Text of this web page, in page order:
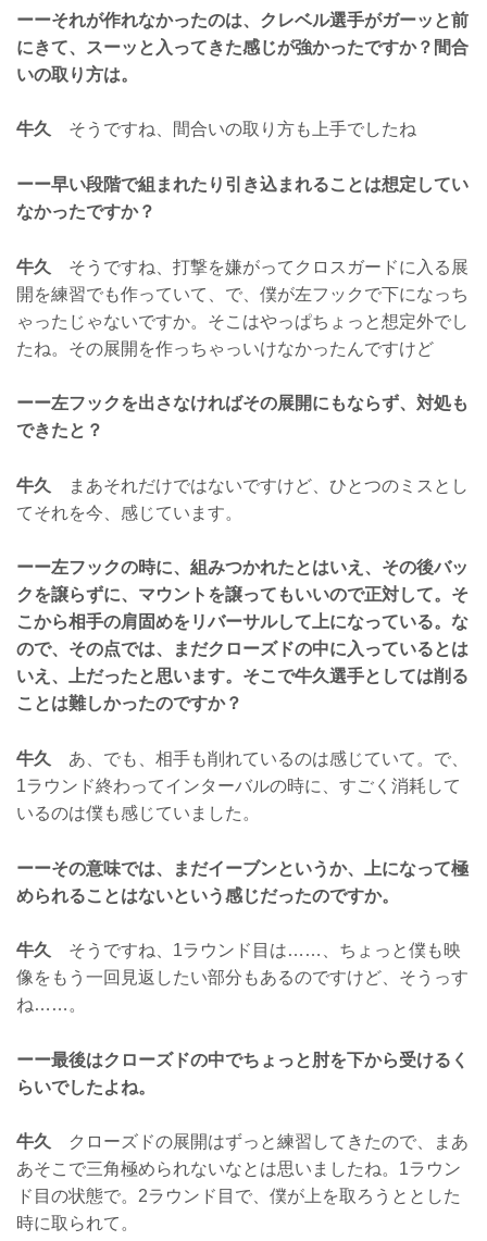
ーーそれが作れなかったのは、クレベル選手がガーッと前
にきて、スーッと入ってきた感じが強かったですか？間合
いの取り方は。
牛久 そうですね、間合いの取り方も上手でしたね
ーー早い段階で組まれたり引き込まれることは想定してい
なかったですか？
牛久
そうですね、打撃を嫌がってクロスガードに入る展
開を練習でも作っていて、で、僕が左フックで下になっち
ゃったじゃないですか。そこはやっぱちょっと想定外でし
たね。その展開を作っちゃっいけなかったんですけど
ーー左フックを出さなければその展開にもならず、対処も
できたと？
牛久
まあそれだけではないですけど、ひとつのミスとし
てそれを今、感じています。
ーー左フックの時に、組みつかれたとはいえ、その後バッ
クを譲らずに、マウントを譲ってもいいので正対して。そ
こから相手の肩固めをリバーサルして上になっている。な
ので、その点では、まだクローズドの中に入っているとは
いえ、上だったと思います。そこで牛久選手としては削る
ことは難しかったのですか？
牛久
あ、でも、相手も削れているのは感じていて。で、
1ラウンド終わってインターバルの時に、すごく消耗して
いるのは僕も感じていました。
ーーその意味では、まだイーブンというか、上になって極
められることはないという感じだったのですか。
牛久
そうですね、1ラウンド目は……、ちょっと僕も映
像をもう一回見返したい部分もあるのですけど、そうっす
ね……。
ーー最後はクローズドの中でちょっと肘を下から受けるく
らいでしたよね。
牛久
クローズドの展開はずっと練習してきたので、まあ
あそこで三角極められないなとは思いましたね。1ラウン
ド目の状態で。2ラウンド目で、僕が上を取ろうととした
時に取られて。